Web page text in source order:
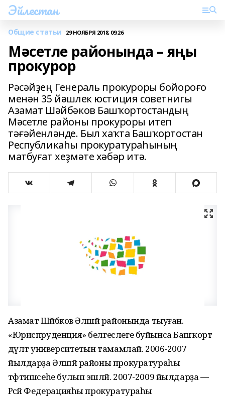
Эйлестан
Общие статьи 29 НОЯБРЯ 2018, 09:26
Мәсетле районында – яңы
прокурор
Рәсәйҙең Генераль прокуроры бойороғо
менән 35 йәшлек юстиция советнигы
Азамат Шәйбәков Башҡортостандың
Мәсетле районы прокуроры итеп
тәғәйенләнде. Был хаҡта Башҡортостан
Республикаһы прокуратураһының
матбуғат хеҙмәте хәбәр итә.
Азамат Шәйбәков Әлшәй районында тыуған.
«Юриспруденция» белгеслеге буйынса Башҡорт
дәүләт университетын тамамлай. 2006-2007
йылдарҙа Әлшәй районы прокуратураһы
тәфтишсеһе булып эшләй. 2007-2009 йылдарҙа —
Рәсәй Федерацияһы прокуратураһы